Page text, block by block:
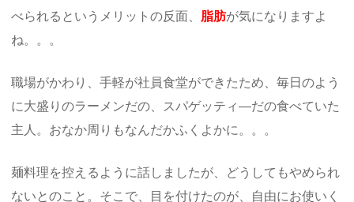
べられるというメリットの反面、 脂肪が気になりますよ
ね。。。
職場がかわり、手軽が社員食堂ができたため、毎日のよう
に大盛りのラーメンだの、スパゲッティ―だの食べていた
主人。おなか周りもなんだかふくよかに。。。
麺料理を控えるように話しましたが、どうしてもやめられ
ないとのこと。そこで、目を付けたのが、自由にお使いく